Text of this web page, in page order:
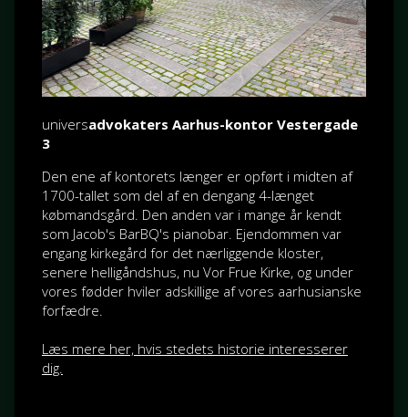
universadvokaters Aarhus-kontor Vestergade
3
Den ene af kontorets længer er opført i midten af
1700-tallet som del af en dengang 4-længet
købmandsgård. Den anden var i mange år kendt
som Jacob's BarBQ's pianobar. Ejendommen var
engang kirkegård for det nærliggende kloster,
senere helligåndshus, nu Vor Frue Kirke, og under
vores fødder hviler adskillige af vores aarhusianske
forfædre.
Læs mere her, hvis stedets historie interesserer
dig.